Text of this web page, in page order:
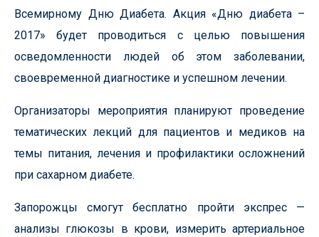
Всемирному Дню Диабета. Акция «Дню диабета –
2017» будет проводиться с целью повышения
осведомленности людей об этом заболевании,
своевременной диагностике и успешном лечении.
Организаторы мероприятия планируют проведение
тематических лекций для пациентов и медиков на
темы питания, лечения и профилактики осложнений
при сахарном диабете.
Запорожцы смогут бесплатно пройти экспрес —
анализы глюкозы в крови, измерить артериальное